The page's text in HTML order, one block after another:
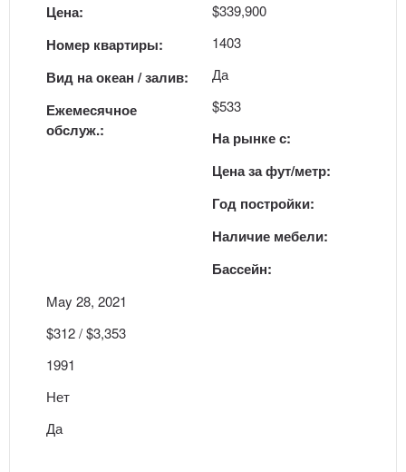
Цена:
Номер квартиры:
Вид на океан / залив:
Ежемесячное
обслуж.:
$339,900
1403
Да
$533
На рынке с:
Цена за фут/метр:
Год постройки:
Наличие мебели:
Бассейн:
May 28, 2021
$312 / $3,353
1991
Нет
Да